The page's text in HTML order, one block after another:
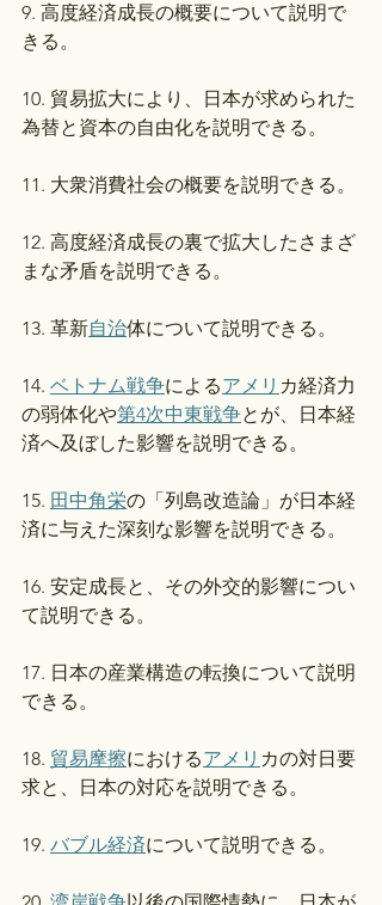
9. 高度経済成長の概要について説明で
きる。
10. 貿易拡大により、日本が求められた
為替と資本の自由化を説明できる。
11. 大衆消費社会の概要を説明できる。
12. 高度経済成長の裏で拡大したさまざ
まな矛盾を説明できる。
13. 革新自治体について説明できる。
14. ベトナム戦争によるアメリ カ経済力
の弱体化や第4次中東戦争とが、日本経
済へ及ぼした影響を説明できる。
15. 田中角栄の「列島改造論」が日本経
済に与えた深刻な影響を説明できる。
16. 安定成長と、その外交的影響につい
て説明できる。
17. 日本の産業構造の転換について説明
できる。
18. 貿易摩擦におけるアメリ カの対日要
求と、日本の対応を説明できる。
19. バブル経済について説明できる。